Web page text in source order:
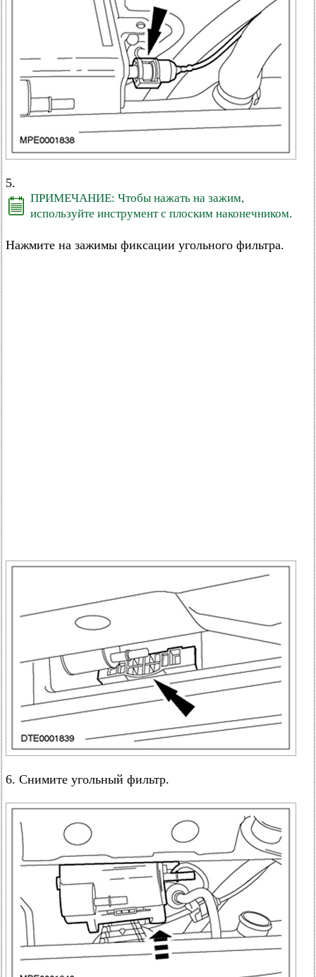
5.
ПРИМЕЧАНИЕ: Чтобы нажать на зажим,
используйте инструмент с плоским наконечником.
Нажмите на зажимы фиксации угольного фильтра.
6. Снимите угольный фильтр.